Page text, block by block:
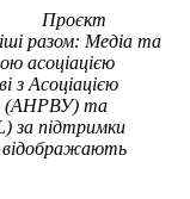
Проєкт
разом: Медіа та
асоціацією
з Асоціацією
(АНРВУ) та
за підтримки
відображають